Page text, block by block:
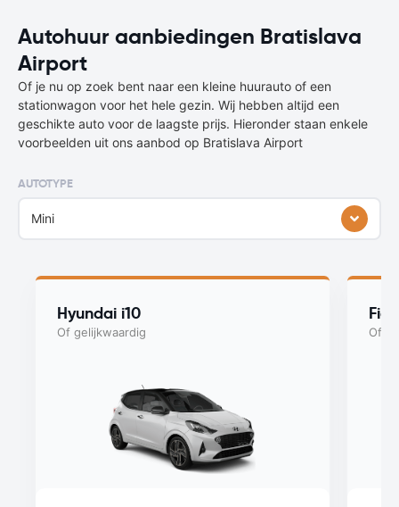
Autohuur aanbiedingen Bratislava
Airport
Of je nu op zoek bent naar een kleine huurauto of een
stationwagon voor het hele gezin. Wij hebben altijd een
geschikte auto voor de laagste prijs. Hieronder staan enkele
voorbeelden uit ons aanbod op Bratislava Airport
AUTOTYPE
Mini
Hyundai i10
Of gelijkwaardig Of